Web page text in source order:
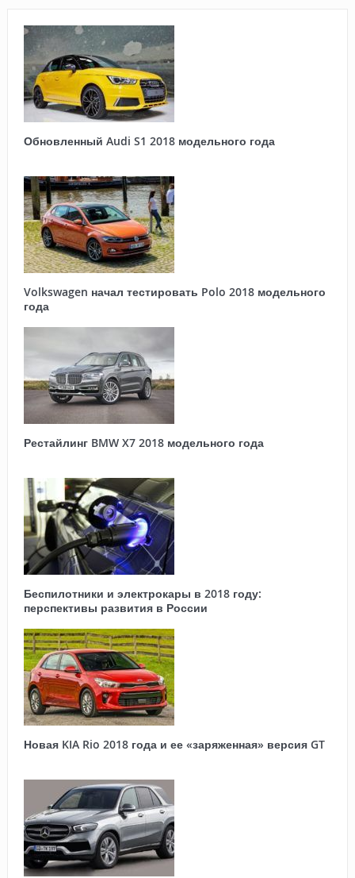
Обновленный Audi S1 2018 модельного года
Volkswagen начал тестировать Polo 2018 модельного
года
Рестайлинг BMW X7 2018 модельного года
Беспилотники и электрокары в 2018 году:
перспективы развития в России
Новая KIA Rio 2018 года и ее «заряженная» версия GT